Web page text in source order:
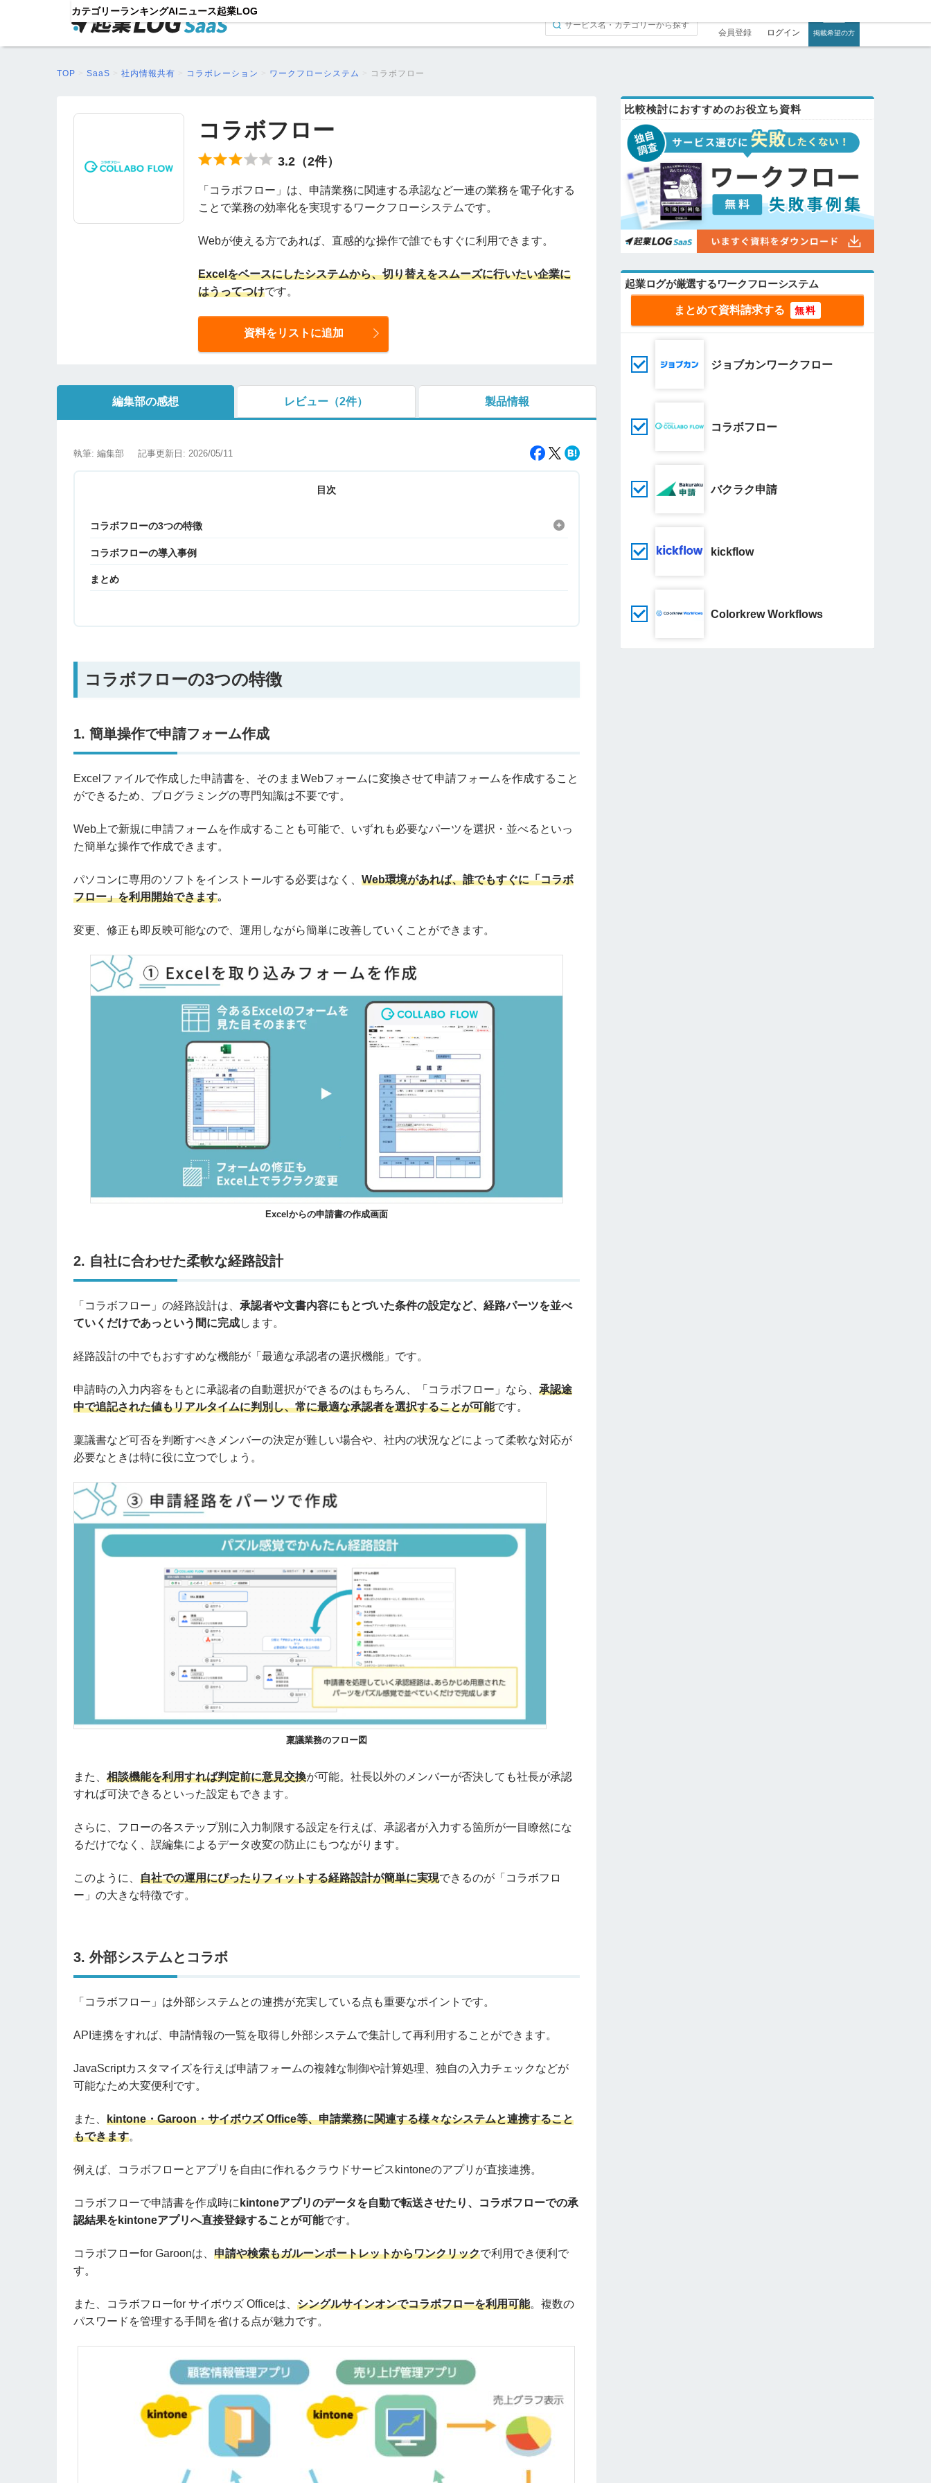
カテゴリーランキングAIニュース起業LOG
会員登録 ログイン 掲載希望の方
TOP SaaS 社内情報共有 コラボレーション ワークフローシステム コラボフロー
コラボフロー
3.2（2件）
「コラボフロー」は、申請業務に関連する承認など一連の業務を電子化する
ことで業務の効率化を実現するワークフローシステムです。
Webが使える方であれば、直感的な操作で誰でもすぐに利用できます。
Excelをベースにしたシステムから、切り替えをスムーズに行いたい企業に
はうってつけです。
資料をリストに追加
編集部の感想 レビュー （2件） 製品情報
執筆: 編集部 記事更新日: 2026/05/11
目次
コラボフローの3つの特徴
コラボフローの導入事例
まとめ
コラボフローの3つの特徴
1. 簡単操作で申請フォーム作成
Excelファイルで作成した申請書を、そのままWebフォームに変換させて申請フォームを作成すること
ができるため、プログラミングの専門知識は不要です。
Web上で新規に申請フォームを作成することも可能で、いずれも必要なパーツを選択・並べるといっ
た簡単な操作で作成できます。
パソコンに専用のソフトをインストールする必要はなく、 Web環境があれば、誰でもすぐに「コラボ
フロー」を利用開始できます｡
変更、修正も即反映可能なので、運用しながら簡単に改善していくことができます。
Excelからの申請書の作成画面
2. 自社に合わせた柔軟な経路設計
「コラボフロー」の経路設計は、 承認者や文書内容にもとづいた条件の設定など、経路パーツを並べ
ていくだけであっという間に完成します。
経路設計の中でもおすすめな機能が「最適な承認者の選択機能」です。
申請時の入力内容をもとに承認者の自動選択ができるのはもちろん、「コラボフロー」なら、 承認途
中で追記された値もリアルタイムに判別し、常に最適な承認者を選択することが可能です。
稟議書など可否を判断すべきメンバーの決定が難しい場合や、社内の状況などによって柔軟な対応が
必要なときは特に役に立つでしょう。
稟議業務のフロー図
また、 相談機能を利用すれば判定前に意見交換が可能。社長以外のメンバーが否決しても社長が承認
すれば可決できるといった設定もできます。
さらに、フローの各ステップ別に入力制限する設定を行えば、承認者が入力する箇所が一目瞭然にな
るだけでなく、誤編集によるデータ改変の防止にもつながります。
このように、 自社での運用にぴったりフィットする経路設計が簡単に実現できるのが「コラボフロ
ー」の大きな特徴です。
3. 外部システムとコラボ
「コラボフロー」は外部システムとの連携が充実している点も重要なポイントです。
API連携をすれば、申請情報の一覧を取得し外部システムで集計して再利用することができます。
JavaScriptカスタマイズを行えば申請フォームの複雑な制御や計算処理、独自の入力チェックなどが
可能なため大変便利です。
また、 kintone・Garoon・サイボウズ Office等、申請業務に関連する様々なシステムと連携すること
もできます。
例えば、コラボフローとアプリを自由に作れるクラウドサービスkintoneのアプリが直接連携。
コラボフローで申請書を作成時に kintoneアプリのデータを自動で転送させたり、コラボフローでの承
認結果をkintoneアプリへ直接登録することが可能です。
コラボフローfor Garoonは、 申請や検索もガルーンポートレットからワンクリックで利用でき便利で
す。
また、コラボフローfor サイボウズ Officeは、 シングルサインオンでコラボフローを利用可能。複数の
パスワードを管理する手間を省ける点が魅力です。
比較検討におすすめのお役立ち資料
起業ログが厳選するワークフローシステム
まとめて資料請求する
ジョブカンワークフロー
コラボフロー
バクラク申請
kickflow
Colorkrew Workflows